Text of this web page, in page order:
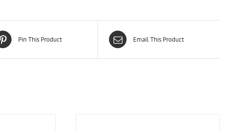
Pin This Product Email This Product